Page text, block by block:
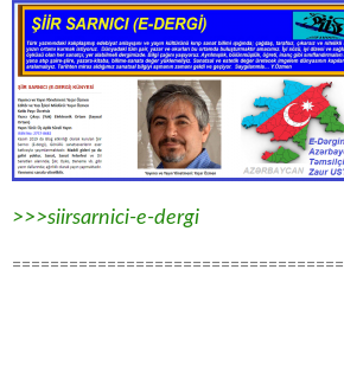
>>>siirsarnici-e-dergi
===================================